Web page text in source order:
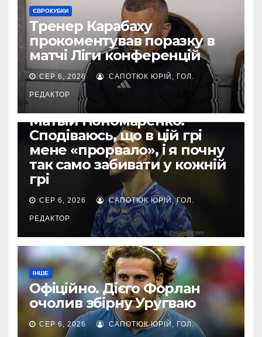
ЄВРОКУБКИ
Тренер Карабаху
прокоментував поразку в
матчі Ліги конференцій
СЕР 6, 2026 САПОТЮК ЮРІЙ, ГОЛ.
РЕДАКТОР
Матвій Пономаренко:
Сподіваюсь, що в цій грі
мене «прорвало», і я почну
так само забивати у кожній
грі
СЕР 6, 2026 САПОТЮК ЮРІЙ, ГОЛ.
РЕДАКТОР
ІНШЕ
Офіційно. Дієго Форлан
очолив збірну Уругваю
СЕР 6, 2026 САПОТЮК ЮРІЙ, ГОЛ.